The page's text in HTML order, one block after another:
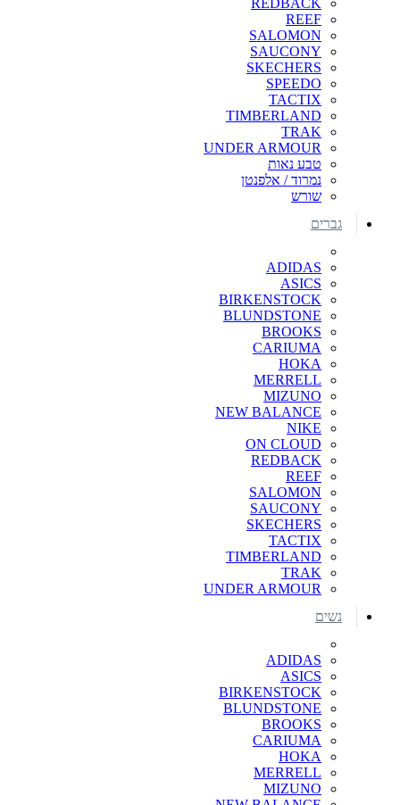
REEF
SALOMON
SAUCONY
SKECHERS
SPEEDO
TACTIX
TIMBERLAND
TRAK
UNDER ARMOUR
טבע נאות
נמרוד / אלפנטן
שורש
גברים
ADIDAS
ASICS
BIRKENSTOCK
BLUNDSTONE
BROOKS
CARIUMA
HOKA
MERRELL
MIZUNO
NEW BALANCE
NIKE
ON CLOUD
REDBACK
REEF
SALOMON
SAUCONY
SKECHERS
TACTIX
TIMBERLAND
TRAK
UNDER ARMOUR
נשים
ADIDAS
ASICS
BIRKENSTOCK
BLUNDSTONE
BROOKS
CARIUMA
HOKA
MERRELL
MIZUNO